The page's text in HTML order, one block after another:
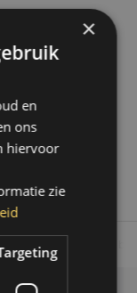
voor 14.00 uur
×
en
ons
hiervoor
zie